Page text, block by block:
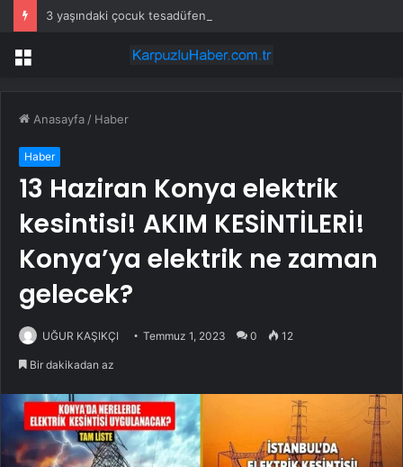
3 yaşındaki çocuk tesadüfen hazine buldu
Menü
Anasayfa / Haber
Haber
13 Haziran Konya elektrik
kesintisi! AKIM KESİNTİLERİ!
Konya’ya elektrik ne zaman
gelecek?
UĞUR KAŞIKÇI Temmuz 1, 2023 0 12
Bir dakikadan az